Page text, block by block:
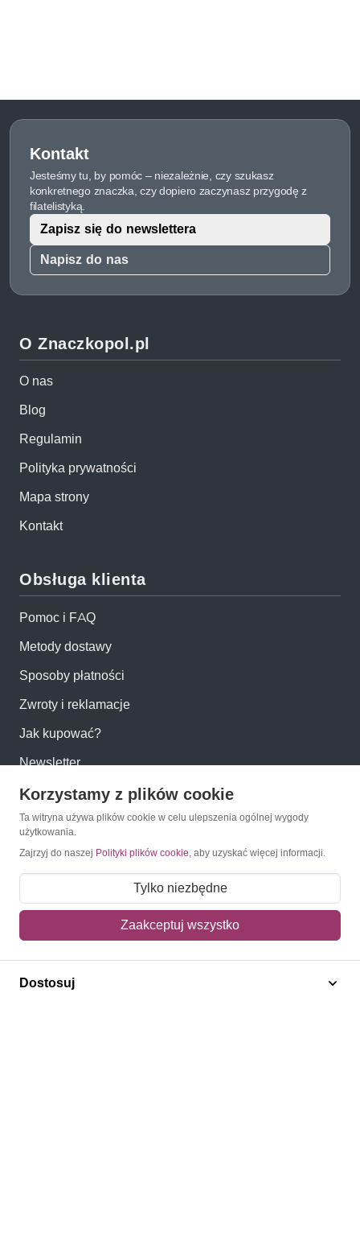
Kontakt
Jesteśmy tu, by pomóc – niezależnie, czy szukasz
konkretnego znaczka, czy dopiero zaczynasz przygodę z
filatelistyką.
Napisz do nas
Zapisz się do newslettera
O Znaczkopol.pl
O nas
Blog
Regulamin
Polityka prywatności
Mapa strony
Kontakt
Obsługa klienta
Pomoc i FAQ
Metody dostawy
Sposoby płatności
Zwroty i reklamacje
Jak kupować?
Newsletter
Konto
Moje konto
Mój koszyk
Adres dostawy
Polecamy
Korzystamy z plików cookie
Ta witryna używa plików cookie w celu ulepszenia ogólnej wygody
użytkowania.
Zajrzyj do naszej Polityki plików cookie, aby uzyskać więcej informacji.
Tylko niezbędne
Zaakceptuj wszystko
Dostosuj